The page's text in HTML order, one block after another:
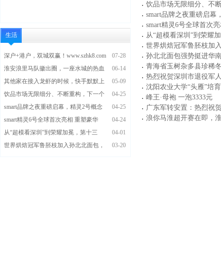
生活
深户+港户，双城双赢！www.szhk8.com
07-28
淮安浪里马队徽出圈，一座水城的热血
06-14
其他家在接入龙虾的时候，快手默默上
05-09
饮品市场无限细分、不断重构，下一个
04-25
smart品牌之夜重磅启幕，精灵2号概念
04-25
smart精灵6号全球首次亮相 重塑豪华
04-24
从“超模看深圳”到荣耀加冕，第十三
04-01
世界烘焙冠军鲁胚枝加入孙北北面包，
03-20
饮品市场无限细分、不
smart品牌之夜重磅启幕
smart精灵6号全球首次
从“超模看深圳”到荣耀
世界烘焙冠军鲁胚枝加
孙北北面包强势挺进华
青海省玉树杂多县珍稀
热烈祝贺深圳市退役军
沈阳农业大学“头雁”培
峰王·母袍 一泡3333元
广东军转安置：热烈祝
浪你马淮超开赛在即，